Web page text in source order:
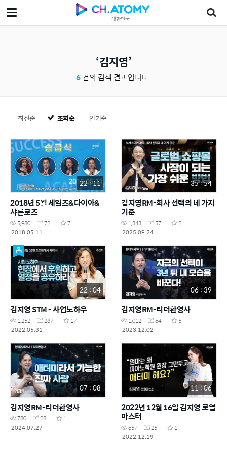
대한민국
김지영
6건의 검색 결과입니다.
최신순 조회순 인기순
22 : 11
2018년 5월 세일즈&다이아&
샤론로즈
5,980 72
7
2018.05.11
35 : 54
김지영RM-회사 선택의 네 가지
기준
1,343 57
2
2025.09.24
22 : 04
김지영 STM - 사업노하우
1,252 237
17
2022.05.31
06 : 39
김지영RM-리더환영사
1,012 64
5
2023.12.02
07 : 08
김지영RM-리더환영사
780 28
1
2024.07.27
11 : 06
2022년 12월 16일 김지영 로열
마스터
657 25
1
2022.12.19